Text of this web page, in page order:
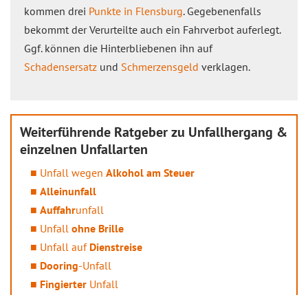
kommen drei Punkte in Flensburg. Gegebenenfalls
bekommt der Verurteilte auch ein Fahrverbot auferlegt.
Ggf. können die Hinterbliebenen ihn auf
Schadensersatz und Schmerzensgeld verklagen.
Weiterführende Ratgeber zu Unfallhergang &
einzelnen Unfallarten
Unfall wegen Alkohol am Steuer
Alleinunfall
Auffahrunfall
Unfall ohne Brille
Unfall auf Dienstreise
Dooring-Unfall
Fingierter Unfall